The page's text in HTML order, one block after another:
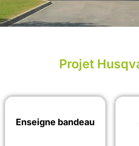
Premier producteur mondial de
Projet
Enseigne bandeau